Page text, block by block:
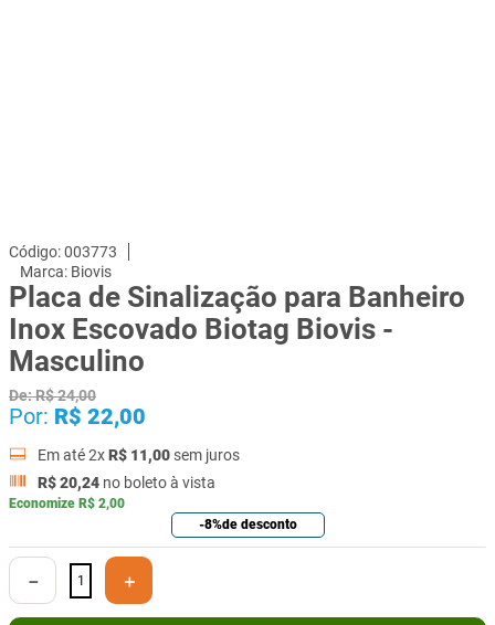
003773
Biovis
Placa de Sinalização para Banheiro
Inox Escovado Biotag Biovis -
Masculino
De:R$24,00
Por: R$ 22,00
Em até2xR$ 11,00 sem juros
R$20,24 no boleto à vista
Economize R$ 2,00
-8%de desconto
＋
－